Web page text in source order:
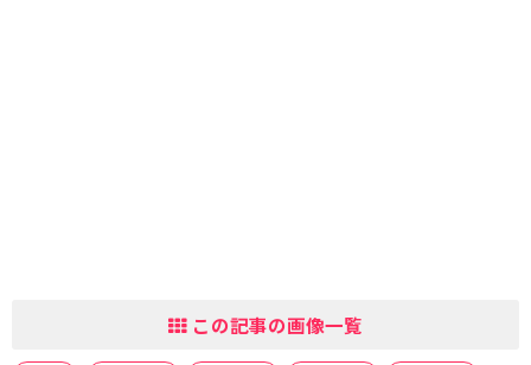
この記事の画像一覧